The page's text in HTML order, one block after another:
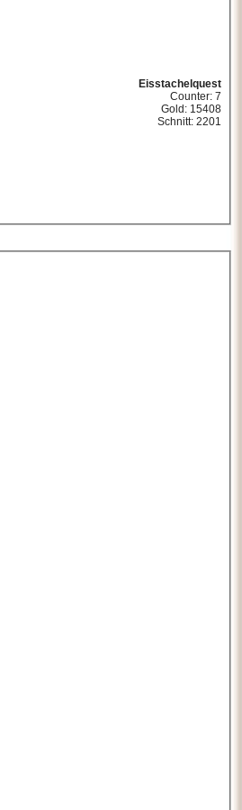
Eisstachelquest
Counter: 7
Gold: 15408
Schnitt: 2201